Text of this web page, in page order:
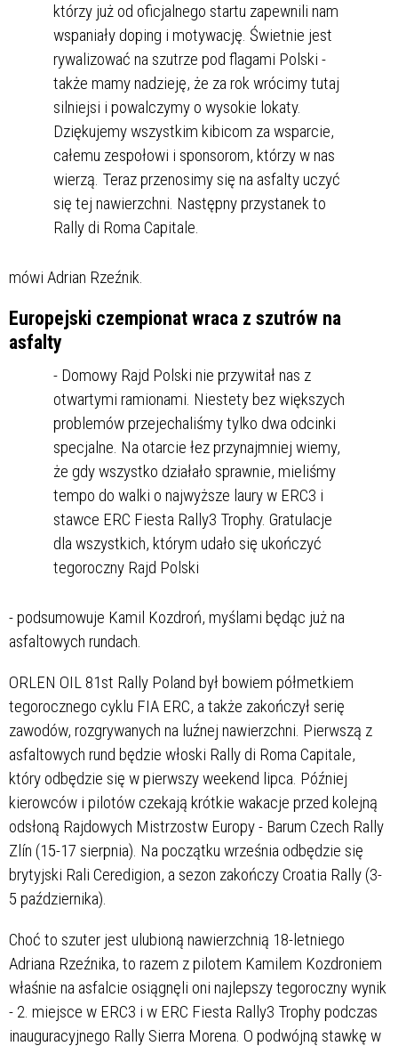
którzy już od oficjalnego startu zapewnili nam
wspaniały doping i motywację. Świetnie jest
rywalizować na szutrze pod flagami Polski -
także mamy nadzieję, że za rok wrócimy tutaj
silniejsi i powalczymy o wysokie lokaty.
Dziękujemy wszystkim kibicom za wsparcie,
całemu zespołowi i sponsorom, którzy w nas
wierzą. Teraz przenosimy się na asfalty uczyć
się tej nawierzchni. Następny przystanek to
Rally di Roma Capitale.
mówi Adrian Rzeźnik.
Europejski czempionat wraca z szutrów na
asfalty
- Domowy Rajd Polski nie przywitał nas z
otwartymi ramionami. Niestety bez większych
problemów przejechaliśmy tylko dwa odcinki
specjalne. Na otarcie łez przynajmniej wiemy,
że gdy wszystko działało sprawnie, mieliśmy
tempo do walki o najwyższe laury w ERC3 i
stawce ERC Fiesta Rally3 Trophy. Gratulacje
dla wszystkich, którym udało się ukończyć
tegoroczny Rajd Polski
- podsumowuje Kamil Kozdroń, myślami będąc już na
asfaltowych rundach.
ORLEN OIL 81st Rally Poland był bowiem półmetkiem
tegorocznego cyklu FIA ERC, a także zakończył serię
zawodów, rozgrywanych na luźnej nawierzchni. Pierwszą z
asfaltowych rund będzie włoski Rally di Roma Capitale,
który odbędzie się w pierwszy weekend lipca. Później
kierowców i pilotów czekają krótkie wakacje przed kolejną
odsłoną Rajdowych Mistrzostw Europy - Barum Czech Rally
Zlín (15-17 sierpnia). Na początku września odbędzie się
brytyjski Rali Ceredigion, a sezon zakończy Croatia Rally (3-
5 października).
Choć to szuter jest ulubioną nawierzchnią 18-letniego
Adriana Rzeźnika, to razem z pilotem Kamilem Kozdroniem
właśnie na asfalcie osiągnęli oni najlepszy tegoroczny wynik
- 2. miejsce w ERC3 i w ERC Fiesta Rally3 Trophy podczas
inauguracyjnego Rally Sierra Morena. O podwójną stawkę w